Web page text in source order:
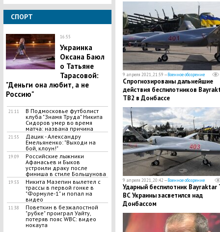
СПОРТ
16:55
Украинка
Оксана Баюл
о Татьяне
Тарасовой:
"Деньги она любит, а не
Россию"
21:11
В Подмосковье футболист
клуба "Знамя Труда" Никита
Сидоров умер во время
матча: названа причина
21:55
Дацик - Александру
Емельяненко: "Выходи на
бой, клоун!"
19:09
Российские лыжники
Афанасьев и Быков
устроили драку после
финиша в стиле Большунова
19:53
Никита Мазепин вылетел с
трассы в первой гонке в
"Формуле-1" и попал на
видео
11:38
Поветкин в безжалостной
"рубке" проиграл Уайту,
потеряв пояс WBC: видео
нокаута
9 апреля 2021, 21:59 —Военное обозрение
Спрогнозированы дальнейшие
действия беспилотников
TB2 в Донбассе
9 апреля 2021, 20:42 —Военное обозрение
Ударный беспилотник Bayraktar
ВС Украины засветился над
Донбассом